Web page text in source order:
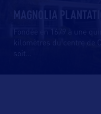
MAGNOLIA
Fondée en 1679 à une
kilomètres du centre de
soit